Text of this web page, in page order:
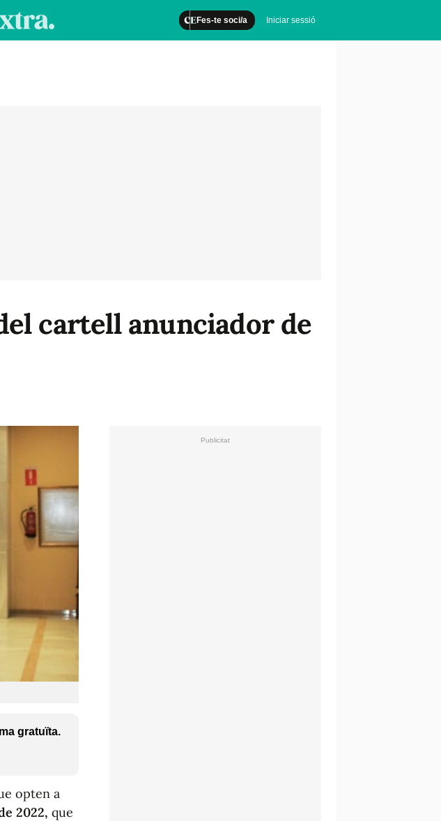
Fes-te soci/a Iniciar sessió
cartell anunciador de
gratuïta.
opten a
2022, que